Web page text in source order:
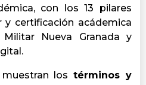
con los 13 pilares
certificación acádemica
Nueva Granada y
muestran lostérminos y